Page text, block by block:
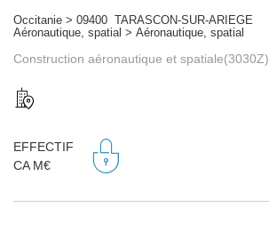
Occitanie > 09400 TARASCON-SUR-ARIEGE
Aéronautique, spatial > Aéronautique, spatial
Construction aéronautique et spatiale(3030Z)
EFFECTIF
CA M€